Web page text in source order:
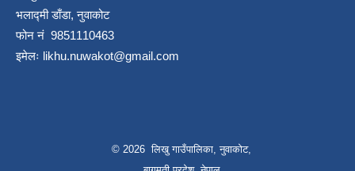
भलाद्मी डाँडा, नुवाकोट
फोन नं 9851110463
इमेलः likhu.nuwakot@gmail.com
© 2026 लिखु गाउँपालिका, नुवाकोट,